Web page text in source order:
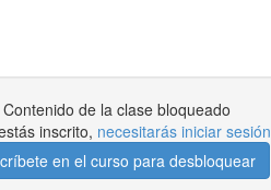
Contenido de la clase bloqueado
inscrito, necesitarás iniciar sesión
en el curso para desbloquear